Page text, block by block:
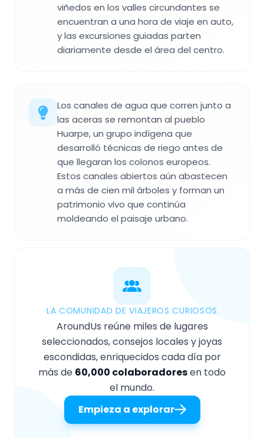
viñedos en los valles circundantes se
encuentran a una hora de viaje en auto,
y las excursiones guiadas parten
diariamente desde el área del centro.
Los canales de agua que corren junto a
las aceras se remontan al pueblo
Huarpe, un grupo indígena que
desarrolló técnicas de riego antes de
que llegaran los colonos europeos.
Estos canales abiertos aún abastecen
a más de cien mil árboles y forman un
patrimonio vivo que continúa
moldeando el paisaje urbano.
LA COMUNIDAD DE VIAJEROS CURIOSOS
AroundUs reúne miles de lugares
seleccionados, consejos locales y joyas
escondidas, enriquecidos cada día por
más de 60,000 colaboradoresen todo
el mundo.
Empieza a explorar